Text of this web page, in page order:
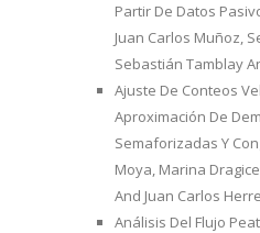
Partir De Datos
Juan Carlos Muñoz,
Sebastián Tamblay
Ajuste De Conteos
Aproximación De
Semaforizadas Y
Moya, Marina
And Juan Carlos
Análisis Del Flujo